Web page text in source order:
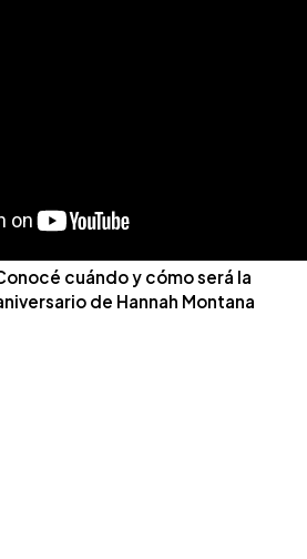
cuándo y cómo será la
de Hannah Montana